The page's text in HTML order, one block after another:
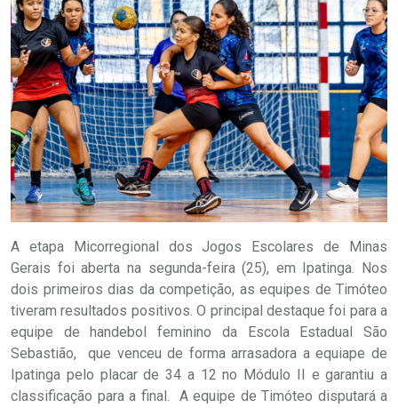
A etapa Micorregional dos Jogos Escolares de Minas
Gerais foi aberta na segunda-feira (25), em Ipatinga. Nos
dois primeiros dias da competição, as equipes de Timóteo
tiveram resultados positivos. O principal destaque foi para a
equipe de handebol feminino da Escola Estadual São
Sebastião, que venceu de forma arrasadora a equiape de
Ipatinga pelo placar de 34 a 12 no Módulo II e garantiu a
classificação para a final. A equipe de Timóteo disputará a